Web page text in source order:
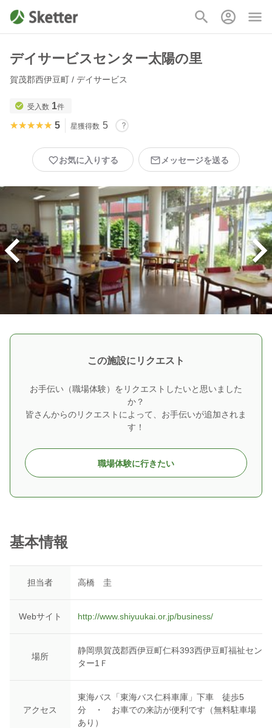
デイサービスセンター太陽の里
賀茂郡西伊豆町 / デイサービス
受入数 1件
★★★★★
★★★★★ 5 星獲得数 5
お気に入りする メッセージを送る
この施設にリクエスト
お手伝い（職場体験）をリクエストしたいと思いました
か？
皆さんからのリクエストによって、お手伝いが追加されま
す！
職場体験に行きたい
基本情報
担当者 高橋 圭
Webサイト http://www.shiyuukai.or.jp/business/
場所
静岡県賀茂郡西伊豆町仁科393西伊豆町福祉セン
ター1Ｆ
アクセス
東海バス「東海バス仁科車庫」下車 徒歩5
分 ・ お車での来訪が便利です（無料駐車場
あり）